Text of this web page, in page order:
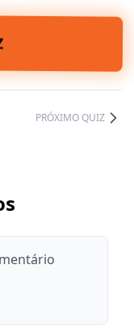
PRÓXIMO QUIZ